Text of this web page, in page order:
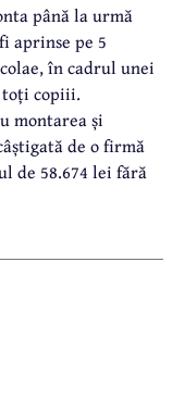
până la urmă
aprinse pe 5
în cadrul unei
copiii.
montarea și
de o firmă
de 58.674 lei fără